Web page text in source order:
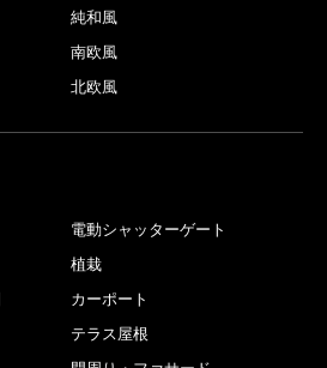
純和風
南欧風
北欧風
電動シャッターゲート
植栽
カーポート
テラス屋根